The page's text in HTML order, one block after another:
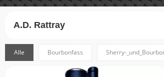
A.D. Rattray
Alle Bourbonfass Sherry-